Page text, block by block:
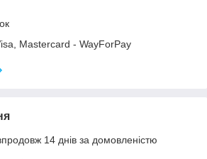
Mastercard - WayForPay
14 днів за домовленістю